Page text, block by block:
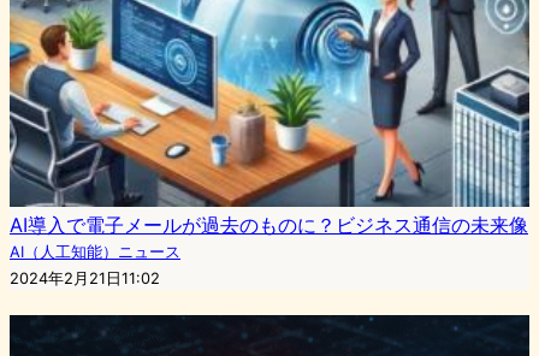
AI導入で電子メールが過去のものに？ビジネス通信の未来像
AI（人工知能）ニュース
2024年2月21日11:02